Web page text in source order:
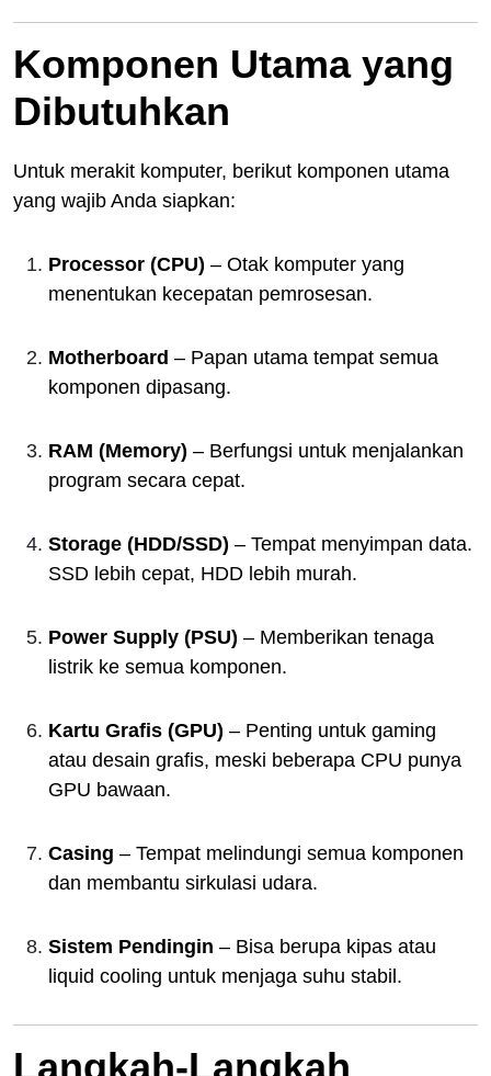
Komponen Utama yang
Dibutuhkan
Untuk merakit komputer, berikut komponen utama
yang wajib Anda siapkan:
Processor (CPU) – Otak komputer yang
menentukan kecepatan pemrosesan.
Motherboard – Papan utama tempat semua
komponen dipasang.
RAM (Memory) – Berfungsi untuk menjalankan
program secara cepat.
Storage (HDD/SSD) – Tempat menyimpan data.
SSD lebih cepat, HDD lebih murah.
Power Supply (PSU) – Memberikan tenaga
listrik ke semua komponen.
Kartu Grafis (GPU) – Penting untuk gaming
atau desain grafis, meski beberapa CPU punya
GPU bawaan.
Casing – Tempat melindungi semua komponen
dan membantu sirkulasi udara.
Sistem Pendingin – Bisa berupa kipas atau
liquid cooling untuk menjaga suhu stabil.
Langkah-Langkah